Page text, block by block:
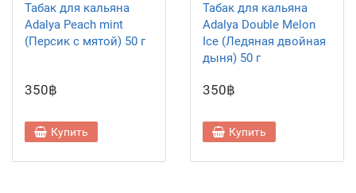
Табак для кальяна
Adalya Peach mint
(Персик с мятой) 50 г
350฿
Купить
Табак для кальяна
Adalya Double Melon
Ice (Ледяная двойная
дыня) 50 г
350฿
Купить